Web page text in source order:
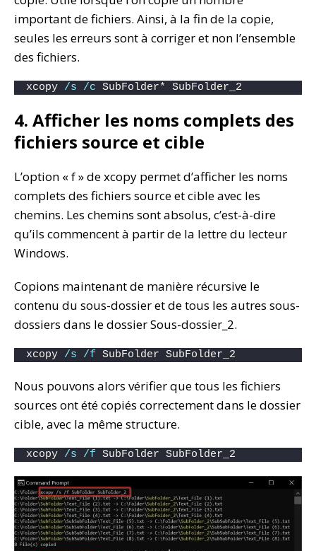
important de fichiers. Ainsi, à la fin de la copie,
seules les erreurs sont à corriger et non l’ensemble
des fichiers.
xcopy /s /c SubFolder* SubFolder_2
4. Afficher les noms complets des
fichiers source et cible
L’option « f » de xcopy permet d’afficher les noms
complets des fichiers source et cible avec les
chemins. Les chemins sont absolus, c’est-à-dire
qu’ils commencent à partir de la lettre du lecteur
Windows.
Copions maintenant de manière récursive le
contenu du sous-dossier et de tous les autres sous-
dossiers dans le dossier Sous-dossier_2.
xcopy /s /f SubFolder SubFolder_2
Nous pouvons alors vérifier que tous les fichiers
sources ont été copiés correctement dans le dossier
cible, avec la même structure.
xcopy /s /f SubFolder SubFolder_2